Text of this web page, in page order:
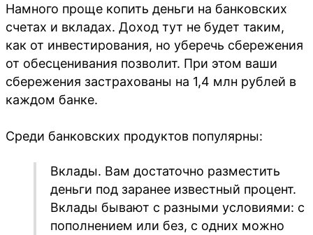
Намного проще копить деньги на банковских
счетах и вкладах. Доход тут не будет таким,
как от инвестирования, но уберечь сбережения
от обесценивания позволит. При этом ваши
сбережения застрахованы на 1,4 млн рублей в
каждом банке.
Среди банковских продуктов популярны:
Вклады. Вам достаточно разместить
деньги под заранее известный процент.
Вклады бывают с разными условиями: с
пополнением или без, с одних можно